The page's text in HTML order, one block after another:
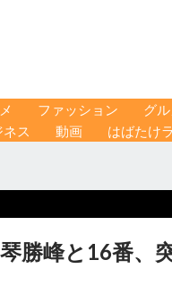
ファッション グル
ネス 動画 はばたけ
勝峰と16番、